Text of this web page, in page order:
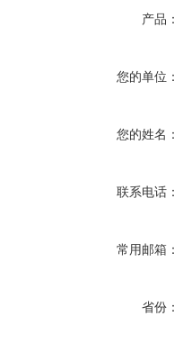
产品：
您的单位：
您的姓名：
联系电话：
常用邮箱：
省份：